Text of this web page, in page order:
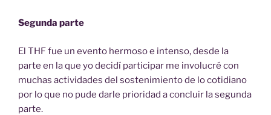
Segunda parte
El THF fue un evento hermoso e intenso, desde la
parte en la que yo decidí participar me involucré con
muchas actividades del sostenimiento de lo cotidiano
por lo que no pude darle prioridad a concluir la segunda
parte.